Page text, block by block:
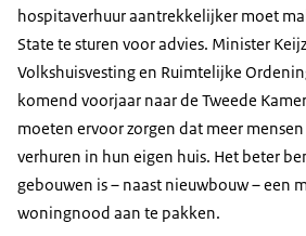
hospitaverhuur aantrekkelijker moet
State te sturen voor advies. Minister
Volkshuisvesting en Ruimtelijke
komend voorjaar naar de Tweede
moeten ervoor zorgen dat meer
verhuren in hun eigen huis. Het beter
gebouwen is – naast nieuwbouw – een
woningnood aan te pakken.